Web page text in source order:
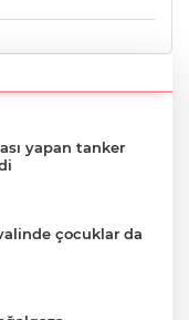
yapan tanker
çocuklar da